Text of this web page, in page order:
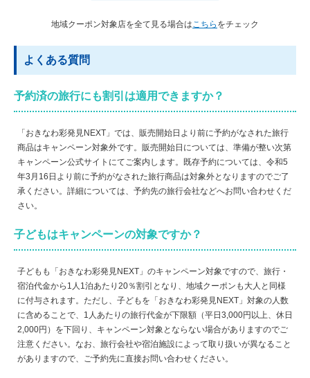
地域クーポン対象店を全て見る場合はこちら をチェック
よくある質問
予約済の旅行にも割引は適用できますか？
「おきなわ彩発見NEXT」では、販売開始日より前に予約がなされた旅行
商品はキャンペーン対象外です。販売開始日については、準備が整い次第
キャンペーン公式サイトにてご案内します。既存予約については、令和5
年3月16日より前に予約がなされた旅行商品は対象外となりますのでご了
承ください。詳細については、予約先の旅行会社などへお問い合わせくだ
さい。
子どもはキャンペーンの対象ですか？
子どもも「おきなわ彩発見NEXT」のキャンペーン対象ですので、旅行・
宿泊代金から1人1泊あたり20％割引となり、地域クーポンも大人と同様
に付与されます。ただし、子どもを「おきなわ彩発見NEXT」対象の人数
に含めることで、1人あたりの旅行代金が下限額（平日3,000円以上、休日
2,000円）を下回り、キャンペーン対象とならない場合がありますのでご
注意ください。なお、旅行会社や宿泊施設によって取り扱いが異なること
がありますので、ご予約先に直接お問い合わせください。